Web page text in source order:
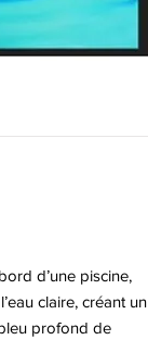
d’une piscine,
claire, créant un
profond de